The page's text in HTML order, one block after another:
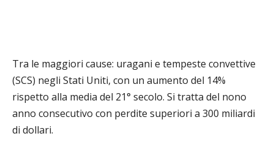
Tra le maggiori cause: uragani e tempeste convettive
(SCS) negli Stati Uniti, con un aumento del 14%
rispetto alla media del 21° secolo. Si tratta del nono
anno consecutivo con perdite superiori a 300 miliardi
di dollari.